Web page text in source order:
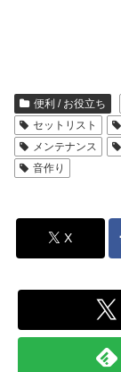
便利 / お役立ち
セットリスト
メンテナンス
音作り
X